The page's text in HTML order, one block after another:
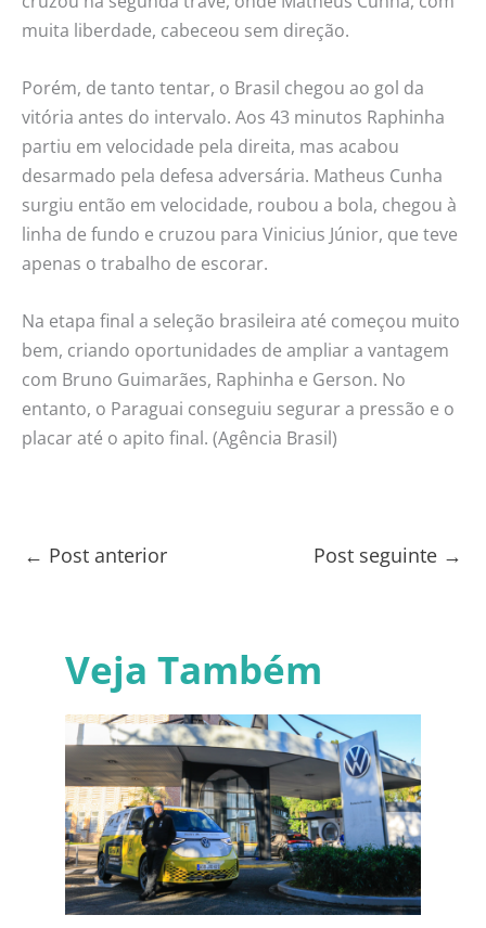
muita liberdade, cabeceou sem direção.
Porém, de tanto tentar, o Brasil chegou ao gol da
vitória antes do intervalo. Aos 43 minutos Raphinha
partiu em velocidade pela direita, mas acabou
desarmado pela defesa adversária. Matheus Cunha
surgiu então em velocidade, roubou a bola, chegou à
linha de fundo e cruzou para Vinicius Júnior, que teve
apenas o trabalho de escorar.
Na etapa final a seleção brasileira até começou muito
bem, criando oportunidades de ampliar a vantagem
com Bruno Guimarães, Raphinha e Gerson. No
entanto, o Paraguai conseguiu segurar a pressão e o
placar até o apito final. (Agência Brasil)
← Post anterior Post seguinte →
Veja Também